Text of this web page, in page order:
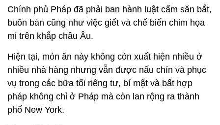
Chính phủ Pháp đã phải ban hành luật cấm săn bắt,
buôn bán cũng như việc giết và chế biến chim họa
mi trên khắp châu Âu.
Hiện tại, món ăn này không còn xuất hiện nhiều ở
nhiều nhà hàng nhưng vẫn được nấu chín và phục
vụ trong các bữa tối riêng tư, bí mật và bất hợp
pháp không chỉ ở Pháp mà còn lan rộng ra thành
phố New York.